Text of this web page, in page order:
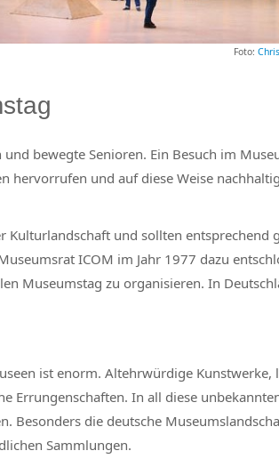
Foto:
bewegte Senioren. Ein Besuch im
hervorrufen und auf diese Weise
Kulturlandschaft und sollten entsprechend
ICOM im Jahr 1977 dazu
Museumstag zu organisieren. In
ist enorm. Altehrwürdige Kunstwerke,
Errungenschaften. In all diese
Besonders die deutsche
Sammlungen.